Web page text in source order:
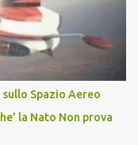
sullo Spazio Aereo
la Nato Non prova